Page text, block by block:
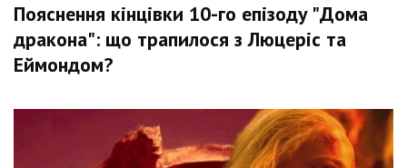
Пояснення кінцівки 10-го епізоду "Дома
дракона": що трапилося з Люцеріс та
Еймондом?